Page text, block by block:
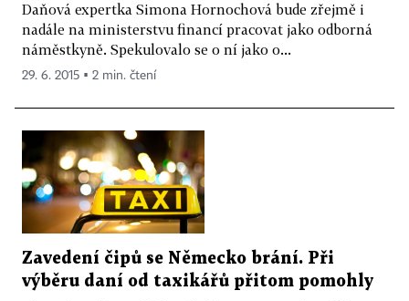
Daňová expertka Simona Hornochová bude zřejmě i
nadále na ministerstvu financí pracovat jako odborná
náměstkyně. Spekulovalo se o ní jako o...
29. 6. 2015 ▪ 2 min. čtení
Zavedení čipů se Německo brání. Při
výběru daní od taxikářů přitom pomohly